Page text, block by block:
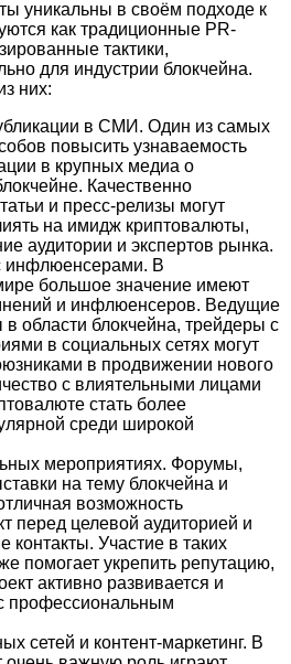
уникальны в своём подходе к
как традиционные PR-
тактики,
для индустрии блокчейна.
них:
в СМИ. Один из самых
повысить узнаваемость
в крупных медиа о
Качественно
и пресс-релизы могут
на имидж криптовалюты,
аудитории и экспертов рынка.
инфлюенсерами. В
большое значение имеют
и инфлюенсеров. Ведущие
в области блокчейна, трейдеры с
в социальных сетях могут
в продвижении нового
с влиятельными лицами
стать более
среди широкой
мероприятиях. Форумы,
на тему блокчейна и
возможность
перед целевой аудиторией и
контакты. Участие в таких
помогает укрепить репутацию,
активно развивается и
профессиональным
сетей и контент-маркетинг. В